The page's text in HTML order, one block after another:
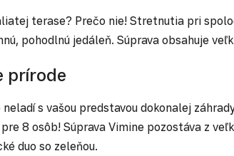
terase? Prečo nie! Stretnutia pri
pohodlnú jedáleň. Súprava obsahuje
prírode
s vašou predstavou dokonalej
8 osôb! Súprava Vimine pozostáva z
duo so zeleňou.